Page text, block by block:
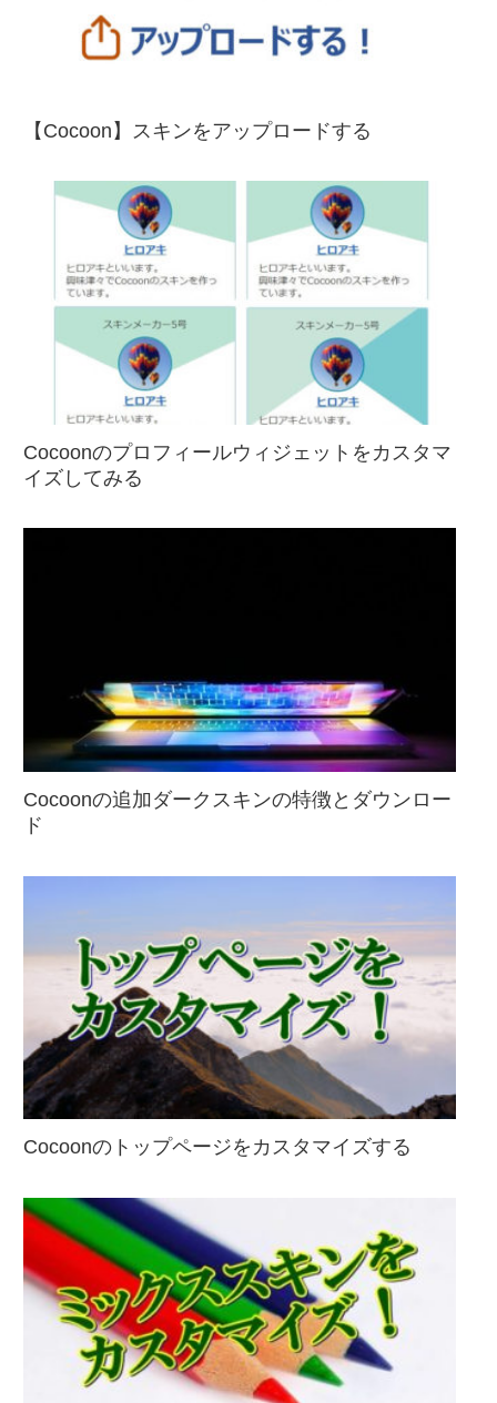
【Cocoon】スキンをアップロードする
Cocoonのプロフィールウィジェットをカスタマ
イズしてみる
Cocoonの追加ダークスキンの特徴とダウンロー
ド
Cocoonのトップページをカスタマイズする